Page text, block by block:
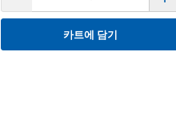
카트에 담기